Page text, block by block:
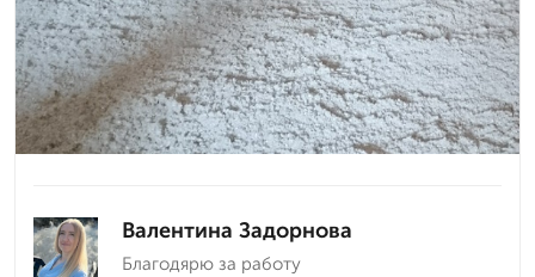
Валентина Задорнова
Благодярю за работу